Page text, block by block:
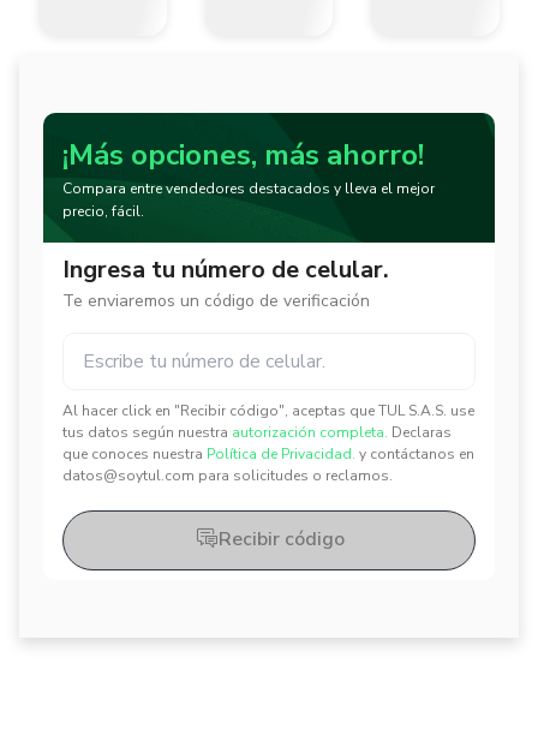
¡Más opciones, más ahorro!
Compara entre vendedores destacados y lleva el mejor
precio, fácil.
Ingresa tu número de celular.
Te enviaremos un código de verificación
Al hacer click en "Recibir código", aceptas que TUL S.A.S. use
tus datos según nuestra autorización completa. Declaras
que conoces nuestra Política de Privacidad. y contáctanos en
datos@soytul.com para solicitudes o reclamos.
✕
✕
Recibir código